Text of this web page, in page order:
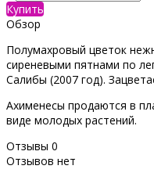
Купить
Обзор
Полумахровый цветок
сиреневыми пятнами по
Салибы (2007 год).
Ахименесы продаются в
виде молодых растений.
Отзывы 0
Отзывов нет